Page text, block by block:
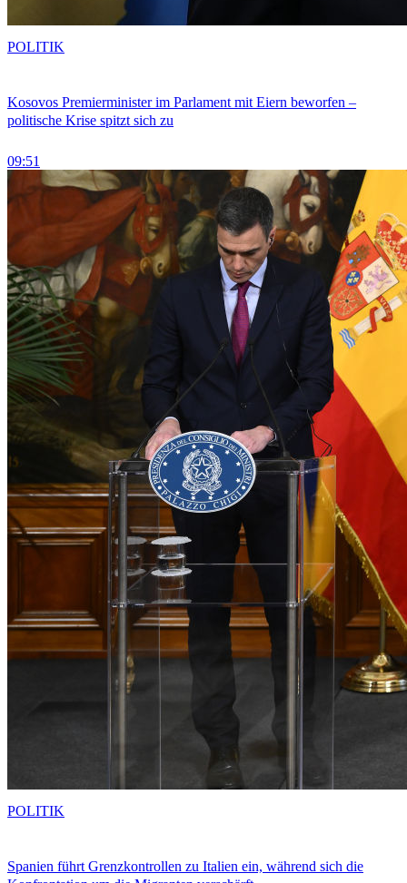
Kosovos Premierminister im Parlament mit Eiern beworfen –
politische Krise spitzt sich zu
09:51
POLITIK
Spanien führt Grenzkontrollen zu Italien ein, während sich die
POLITIK